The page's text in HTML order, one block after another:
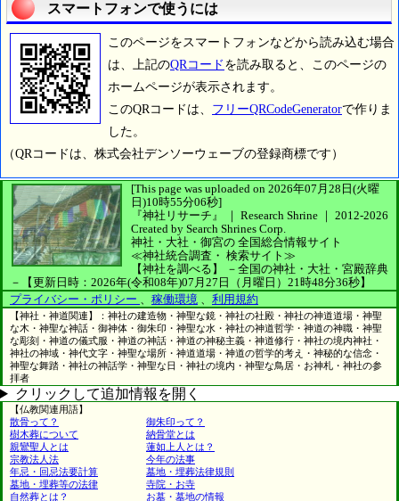
スマートフォンで使うには
このページをスマートフォンなどから読み込む場合
は、上記のQRコード を読み取ると、このページの
ホームページが表示されます。
このQRコードは、 フリーQRCodeGeneratorで作りま
した。
（QRコードは、株式会社デンソーウェーブの登録商標です）
[This page was uploaded on 2026年07月28日(火曜
日)10時55分06秒]
『神社リサーチ』 ｜ Research Shrine ｜ 2012-2026
Created by Search Shrines Corp.
神社・大社・御宮の 全国総合情報サイト
≪神社統合調査・ 検索サイト≫
【神社を調べる】
－全国の神社・大社・宮殿辞典
－
【更新日時：2026年(令和08年)07月27日（月曜日）21時48分36秒】
プライバシー・ポリシー 、 稼働環境 、 利用規約
【神社・神道関連】：神社の建造物・神聖な鏡・神社の社殿・神社の神道道場・神聖
な木・神聖な神話・御神体・御朱印・神聖な水・神社の神道哲学・神道の神職・神聖
な彫刻・神道の儀式服・神道の神話・神道の神秘主義・神道修行・神社の境内神社・
神社の神域・神代文字・神聖な場所・神道道場・神道の哲学的考え・神秘的な信念・
神聖な舞踏・神社の神話学・神聖な日・神社の境内・神聖な鳥居・お神札・神社の参
拝者
クリックして追加情報を開く
【仏教関連用語】
散骨って？
御朱印って？
樹木葬について
納骨堂とは
親鸞聖人とは
蓮如上人とは？
宗教法人法
今年の法事
年忌・回忌法要計算
墓地・埋葬法律規則
墓地・埋葬等の法律
寺院・お寺
自然葬とは？
お墓・墓地の情報